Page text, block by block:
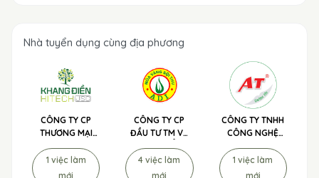
Nhà tuyển dụng cùng địa phương
CÔNG TY CP
THƯƠNG MẠI
NÔNG NGHIỆP
CNC KHANG
ĐIỀN TUYỂN
1 việc làm
mới
CÔNG TY CP
ĐẦU TƯ TM VÀ
PHÁT TRIỂN
NÔNG NGHIỆP
ADI TUYỂN
4 việc làm
mới
CÔNG TY TNHH
CÔNG NGHỆ
SẠCH NÔNG
NGHIỆP TUYỂN
DỤNG
1 việc làm
mới